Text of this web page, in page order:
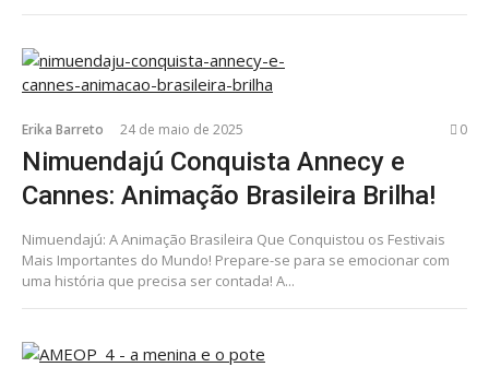
Erika Barreto 24 de maio de 2025 0
Nimuendajú Conquista Annecy e
Cannes: Animação Brasileira Brilha!
Nimuendajú: A Animação Brasileira Que Conquistou os Festivais
Mais Importantes do Mundo! Prepare-se para se emocionar com
uma história que precisa ser contada! A...